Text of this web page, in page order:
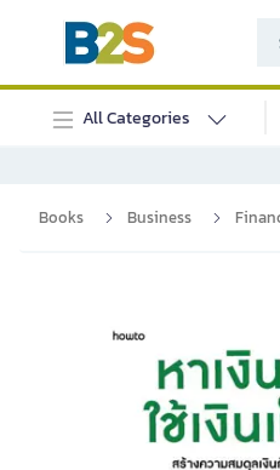
All Categories
Books Business